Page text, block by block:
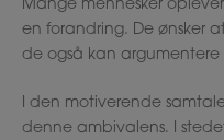
Mange mennesker
en forandring. De ønsker
de også kan
I den motiverende
denne ambivalens. I